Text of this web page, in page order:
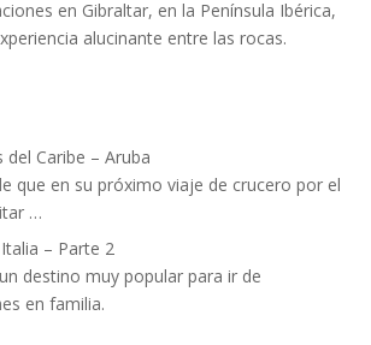
en Gibraltar, en la Península Ibérica,
alucinante entre las rocas.
del Caribe – Aruba
que en su próximo viaje de crucero por el
…
– Parte 2
destino muy popular para ir de
en familia.